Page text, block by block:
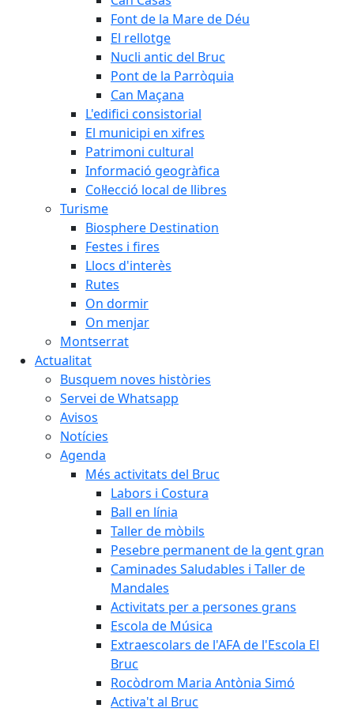
Font de la Mare de Déu
El rellotge
Nucli antic del Bruc
Pont de la Parròquia
Can Maçana
L'edifici consistorial
El municipi en xifres
Patrimoni cultural
Informació geogràfica
Col·lecció local de llibres
Turisme
Biosphere Destination
Festes i fires
Llocs d'interès
Rutes
On dormir
On menjar
Montserrat
Actualitat
Busquem noves històries
Servei de Whatsapp
Avisos
Notícies
Agenda
Més activitats del Bruc
Labors i Costura
Ball en línia
Taller de mòbils
Pesebre permanent de la gent gran
Caminades Saludables i Taller de
Mandales
Activitats per a persones grans
Escola de Música
Extraescolars de l'AFA de l'Escola El
Bruc
Rocòdrom Maria Antònia Simó
Activa't al Bruc